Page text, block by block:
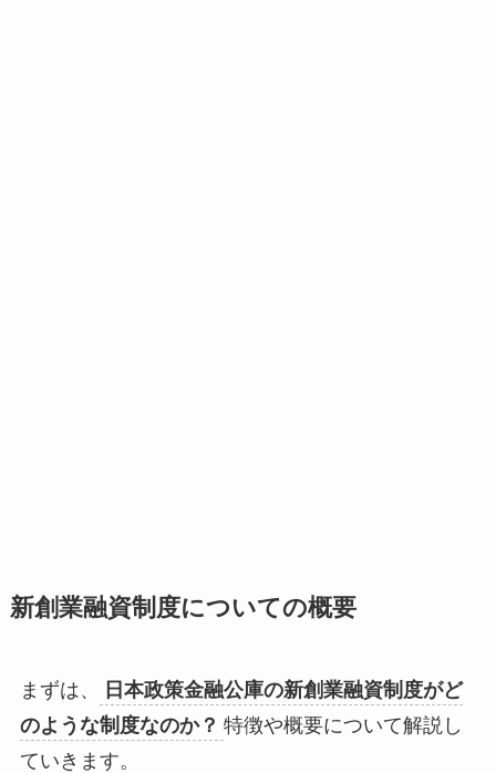
新創業融資制度についての概要
まずは、
日本政策金融公庫の新創業融資制度がど
のような制度なのか？ 特徴や概要について解説し
ていきます。